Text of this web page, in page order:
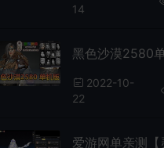
14
2022-10-
22